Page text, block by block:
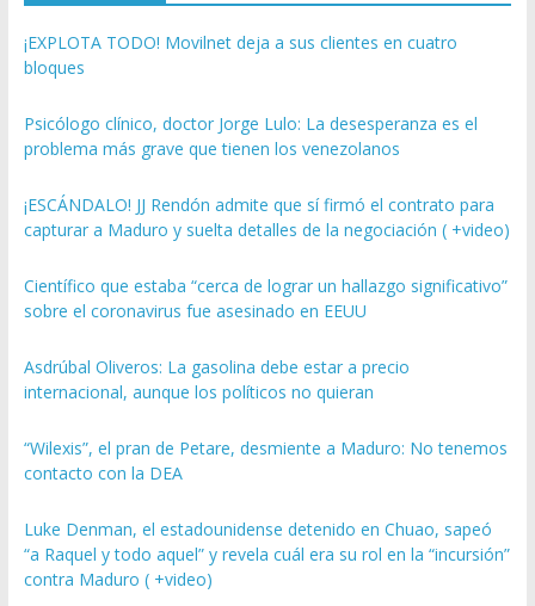
¡EXPLOTA TODO! Movilnet deja a sus clientes en cuatro
bloques
Psicólogo clínico, doctor Jorge Lulo: La desesperanza es el
problema más grave que tienen los venezolanos
¡ESCÁNDALO! JJ Rendón admite que sí firmó el contrato para
capturar a Maduro y suelta detalles de la negociación ( +video)
Científico que estaba “cerca de lograr un hallazgo significativo”
sobre el coronavirus fue asesinado en EEUU
Asdrúbal Oliveros: La gasolina debe estar a precio
internacional, aunque los políticos no quieran
“Wilexis”, el pran de Petare, desmiente a Maduro: No tenemos
contacto con la DEA
Luke Denman, el estadounidense detenido en Chuao, sapeó
“a Raquel y todo aquel” y revela cuál era su rol en la “incursión”
contra Maduro ( +video)